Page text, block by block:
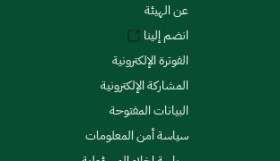
عن الهيئة
انضم إلينا
الفوترة الإلكترونية
المشاركة الإلكترونية
البيانات المفتوحة
سياسة أمن المعلومات